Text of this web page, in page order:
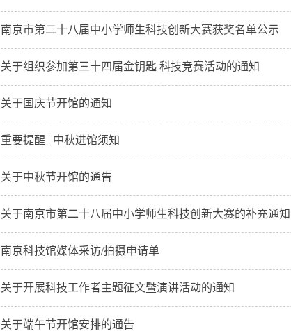
南京市第二十八届中小学师生科技创新大赛获奖名单公示
关于组织参加第三十四届金钥匙 科技竞赛活动的通知
关于国庆节开馆的通知
重要提醒 | 中秋进馆须知
关于中秋节开馆的通告
关于南京市第二十八届中小学师生​科技创新大赛的补充通知
南京科技馆媒体采访/拍摄申请单
关于开展科技工作者主题征文暨演讲活动的通知
关于端午节开馆安排的通告